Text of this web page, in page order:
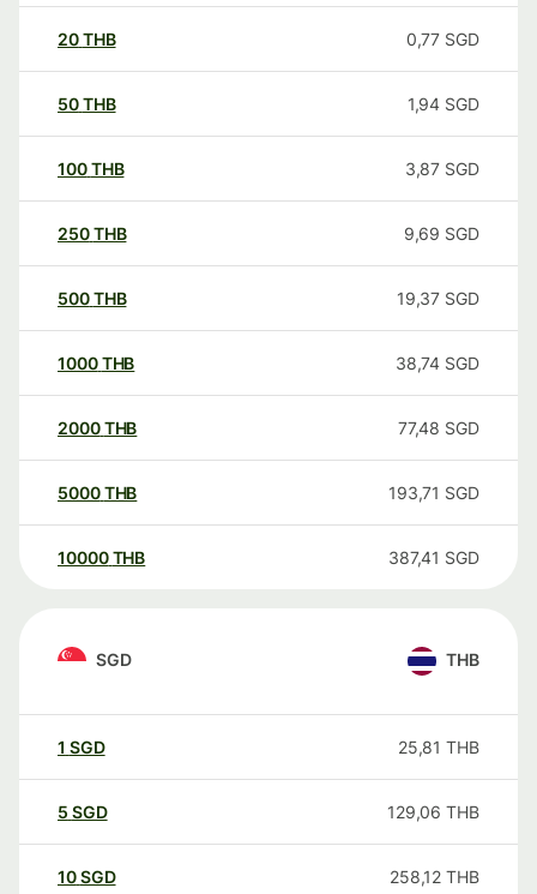
20THB 0,77 SGD
50THB 1,94 SGD
100THB 3,87 SGD
250THB 9,69 SGD
500THB 19,37 SGD
1000THB 38,74 SGD
2000THB 77,48 SGD
5000THB 193,71 SGD
10000 THB 387,41 SGD
SGD THB
1 SGD 25,81 THB
5 SGD 129,06 THB
10SGD 258,12 THB